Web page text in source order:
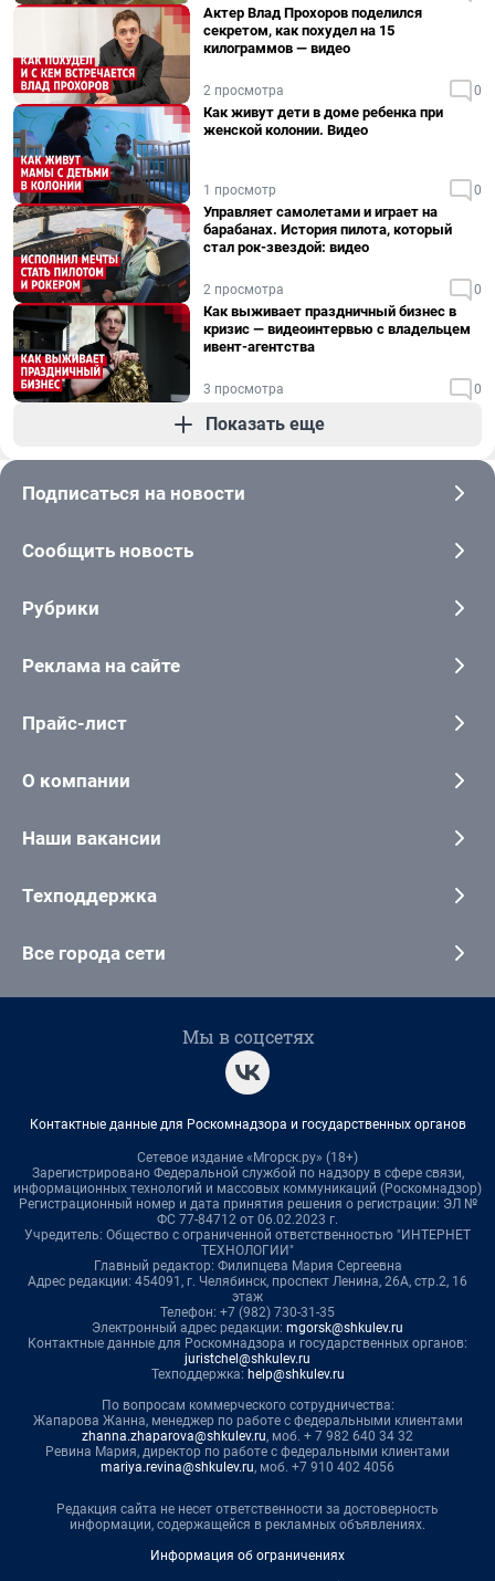
Актер Влад Прохоров поделился
секретом, как похудел на 15
килограммов — видео
2 просмотра 0
Как живут дети в доме ребенка при
женской колонии. Видео
1 просмотр 0
Управляет самолетами и играет на
барабанах. История пилота, который
стал рок-звездой: видео
2 просмотра 0
Как выживает праздничный бизнес в
кризис — видеоинтервью с владельцем
ивент-агентства
3 просмотра 0
Показать еще
Подписаться на новости
Сообщить новость
Рубрики
Реклама на сайте
Прайс-лист
О компании
Наши вакансии
Техподдержка
Все города сети
Мы в соцсетях
Контактные данные для Роскомнадзора и государственных органов
Сетевое издание «Мгорск.ру» (18+)
Зарегистрировано Федеральной службой по надзору в сфере связи,
информационных технологий и массовых коммуникаций (Роскомнадзор)
Регистрационный номер и дата принятия решения о регистрации: ЭЛ №
ФС 77-84712 от 06.02.2023 г.
Учредитель: Общество с ограниченной ответственностью "ИНТЕРНЕТ
ТЕХНОЛОГИИ"
Главный редактор: Филипцева Мария Сергеевна
Адрес редакции: 454091, г. Челябинск, проспект Ленина, 26А, стр.2, 16
этаж
Телефон: +7 (982) 730-31-35
Электронный адрес редакции: mgorsk@shkulev.ru
Контактные данные для Роскомнадзора и государственных органов:
juristchel@shkulev.ru
Техподдержка: help@shkulev.ru
По вопросам коммерческого сотрудничества:
Жапарова Жанна, менеджер по работе с федеральными клиентами
zhanna.zhaparova@shkulev.ru, моб. + 7 982 640 34 32
Ревина Мария, директор по работе с федеральными клиентами
mariya.revina@shkulev.ru, моб. +7 910 402 4056
Редакция сайта не несет ответственности за достоверность
информации, содержащейся в рекламных объявлениях.
Информация об ограничениях